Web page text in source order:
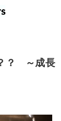
？ ～成長